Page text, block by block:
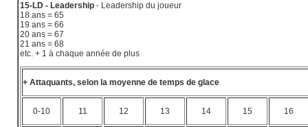
15-LD - Leadership - Leadership du joueur
18 ans = 65
19 ans = 66
20 ans = 67
21 ans = 68
etc. + 1 à chaque année de plus
+ Attaquants, selon la moyenne de temps de glace
0-10 11 12 13 14 15 16